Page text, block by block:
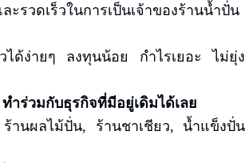
ะรวดเร็วในการเป็นเจ้าของร้านน้ำปั่น
ได้ง่ายๆ ลงทุนน้อย กำไรเยอะ ไม่ยุ่ง
ำร่วมกับธุรกิจที่มีอยู่เดิมได้เลย
านผลไม้ปั่น, ร้านชาเชียว, น้ำแข็งปั่น